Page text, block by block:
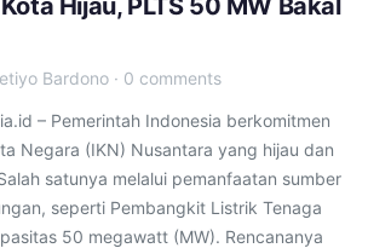
Hijau, PLTS 50 MW Bakal
Bardono · 0 comments
– Pemerintah Indonesia berkomitmen
Negara (IKN) Nusantara yang hijau dan
satunya melalui pemanfaatan sumber
seperti Pembangkit Listrik Tenaga
50 megawatt (MW). Rencananya